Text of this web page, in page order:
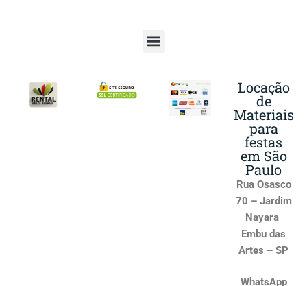
Locação
de
Materiais
para
festas
em São
Paulo
Rua Osasco
70 – Jardim
Nayara
Embu das
Artes – SP
WhatsApp